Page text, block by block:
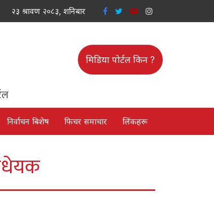
२३ श्रावण २०८३, शनिबार
मिडिया पोर्टल किन ?
निर्वाचन बिशेष फिचर समाचार लिंकहरू